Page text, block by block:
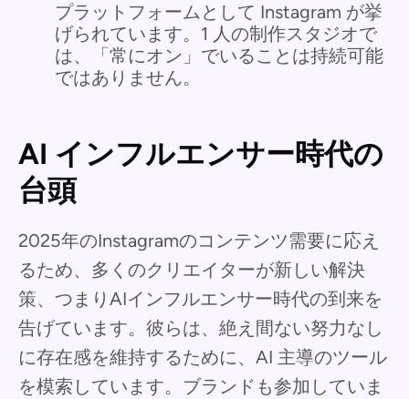
プラットフォームとして Instagram が挙
げられています。1 人の制作スタジオで
は、「常にオン」でいることは持続可能
ではありません。
AI インフルエンサー時代の
台頭
2025年のInstagramのコンテンツ需要に応え
るため、多くのクリエイターが新しい解決
策、つまりAIインフルエンサー時代の到来を
告げています。彼らは、絶え間ない努力なし
に存在感を維持するために、AI 主導のツール
を模索しています。ブランドも参加していま